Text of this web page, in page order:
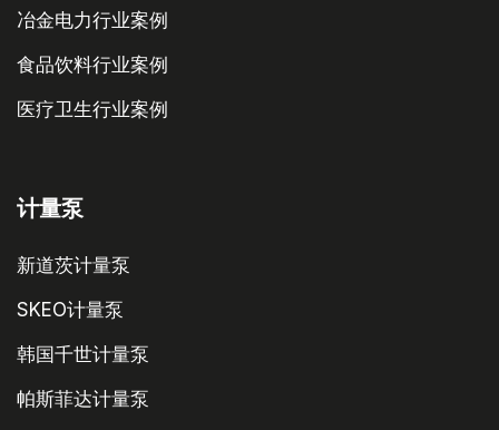
冶金电力行业案例
食品饮料行业案例
医疗卫生行业案例
计量泵
新道茨计量泵
SKEO计量泵
韩国千世计量泵
帕斯菲达计量泵